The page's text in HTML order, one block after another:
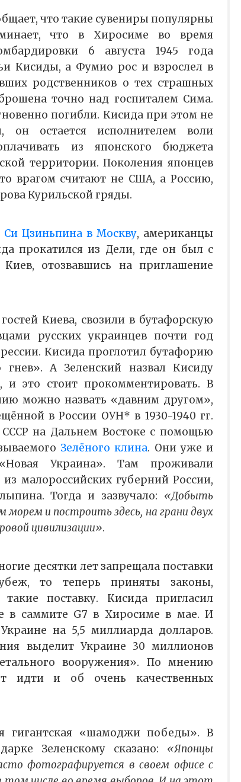
что такие сувениры популярны
что в Хиросиме во время
6 августа 1945 года
Кисиды, а Фумио рос и взрослел в
родственников о тех страшных
точно над госпиталем Сима.
погибли. Кисида при этом не
он остается исполнителем воли
из японского бюджета
территории. Поколения японцев
врагом считают не США, а Россию,
Курильской гряды.
Си Цзиньпина в Москву, американцы
прокатился из Дели, где он был с
отозвавшись на приглашение
Киева, свозили в бутафорскую
русских украинцев почти год
Кисида проглотил бутафорию
А Зеленский назвал Кисиду
это стоит прокомментировать. В
можно назвать «давним другом»,
в России ОУН* в 1930-1940 гг.
на Дальнем Востоке с помощью
Зелёного клина. Они уже и
Украина». Там проживали
малороссийских губерний России,
Тогда и зазвучало: «Добыть
морем и построить здесь, на грани двух
цивилизации».
десятки лет запрещала поставки
то теперь приняты законы,
поставку. Кисида пригласил
в саммите G7 в Хиросиме в мае. И
на 5,5 миллиарда долларов.
выделит Украине 30 миллионов
вооружения». По мнению
идти и об очень качественных
гигантская «шамоджи победы». В
Зеленскому сказано: «Японцы
фотографируется в своем офисе с